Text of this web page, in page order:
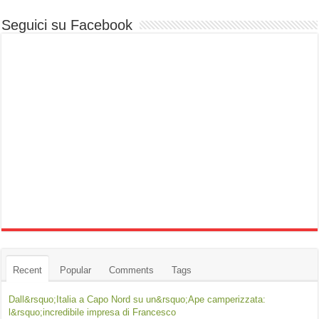
Seguici su Facebook
Recent Popular Comments Tags
Dall&rsquo;Italia a Capo Nord su un&rsquo;Ape camperizzata:
l&rsquo;incredibile impresa di Francesco